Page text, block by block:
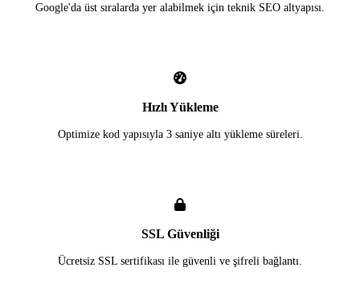
Google'da üst sıralarda yer alabilmek için teknik SEO altyapısı.
Hızlı Yükleme
Optimize kod yapısıyla 3 saniye altı yükleme süreleri.
SSL Güvenliği
Ücretsiz SSL sertifikası ile güvenli ve şifreli bağlantı.